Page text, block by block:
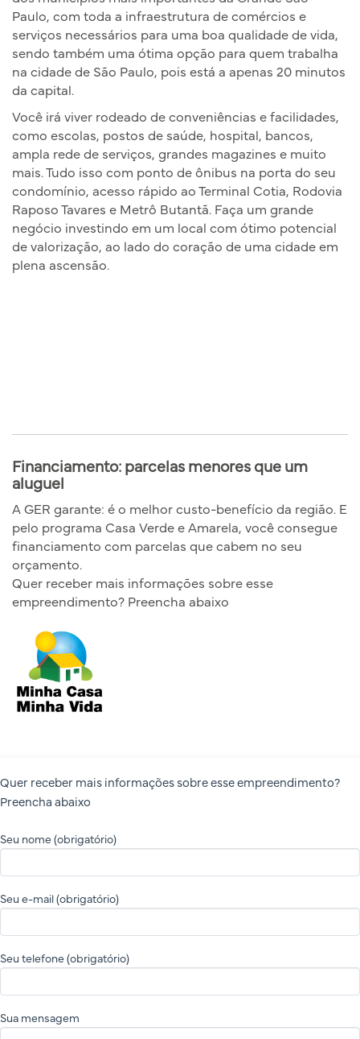
Paulo, com toda a infraestrutura de comércios e
serviços necessários para uma boa qualidade de vida,
sendo também uma ótima opção para quem trabalha
na cidade de São Paulo, pois está a apenas 20 minutos
da capital.
Você irá viver rodeado de conveniências e facilidades,
como escolas, postos de saúde, hospital, bancos,
ampla rede de serviços, grandes magazines e muito
mais. Tudo isso com ponto de ônibus na porta do seu
condomínio, acesso rápido ao Terminal Cotia, Rodovia
Raposo Tavares e Metrô Butantã. Faça um grande
negócio investindo em um local com ótimo potencial
de valorização, ao lado do coração de uma cidade em
plena ascensão.
Financiamento: parcelas menores que um
aluguel
A GER garante: é o melhor custo-benefício da região. E
pelo programa Casa Verde e Amarela, você consegue
financiamento com parcelas que cabem no seu
orçamento.
Quer receber mais informações sobre esse
empreendimento? Preencha abaixo
Quer receber mais informações sobre esse empreendimento?
Preencha abaixo
Seu nome (obrigatório)
Seu e-mail (obrigatório)
Seu telefone (obrigatório)
Sua mensagem